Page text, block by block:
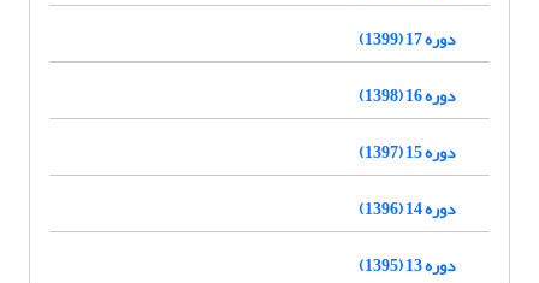
دوره 17 (1399)
دوره 16 (1398)
دوره 15 (1397)
دوره 14 (1396)
دوره 13 (1395)